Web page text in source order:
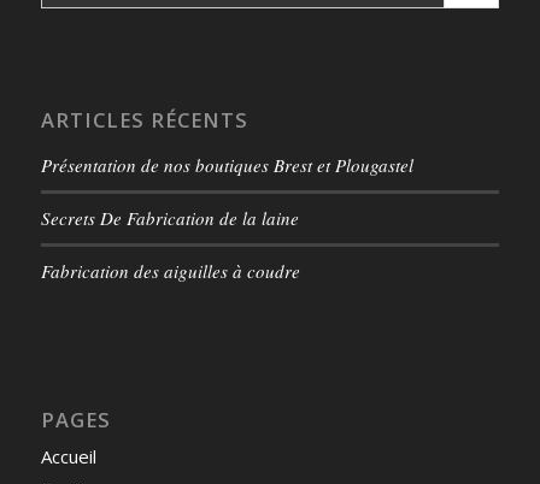
ARTICLES RÉCENTS
Présentation de nos boutiques Brest et Plougastel
Secrets De Fabrication de la laine
Fabrication des aiguilles à coudre
PAGES
Accueil